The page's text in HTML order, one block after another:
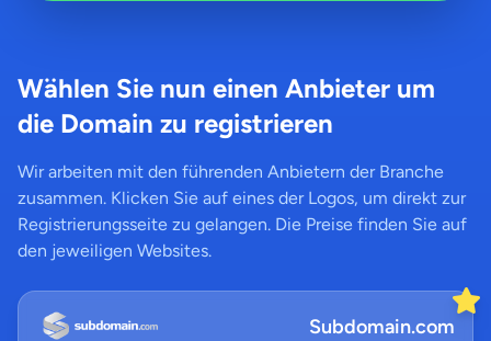
Wählen Sie nun einen Anbieter um
die Domain zu registrieren
Wir arbeiten mit den führenden Anbietern der Branche
zusammen. Klicken Sie auf eines der Logos, um direkt zur
Registrierungsseite zu gelangen. Die Preise finden Sie auf
den jeweiligen Websites.
Subdomain.com